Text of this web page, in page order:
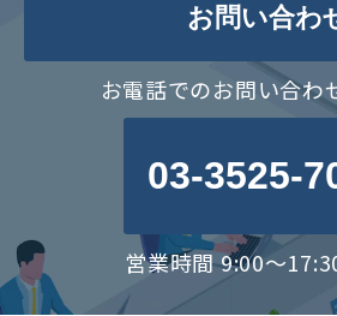
お問い合わ
お電話でのお問い合わ
03-3525-
営業時間 9:00〜